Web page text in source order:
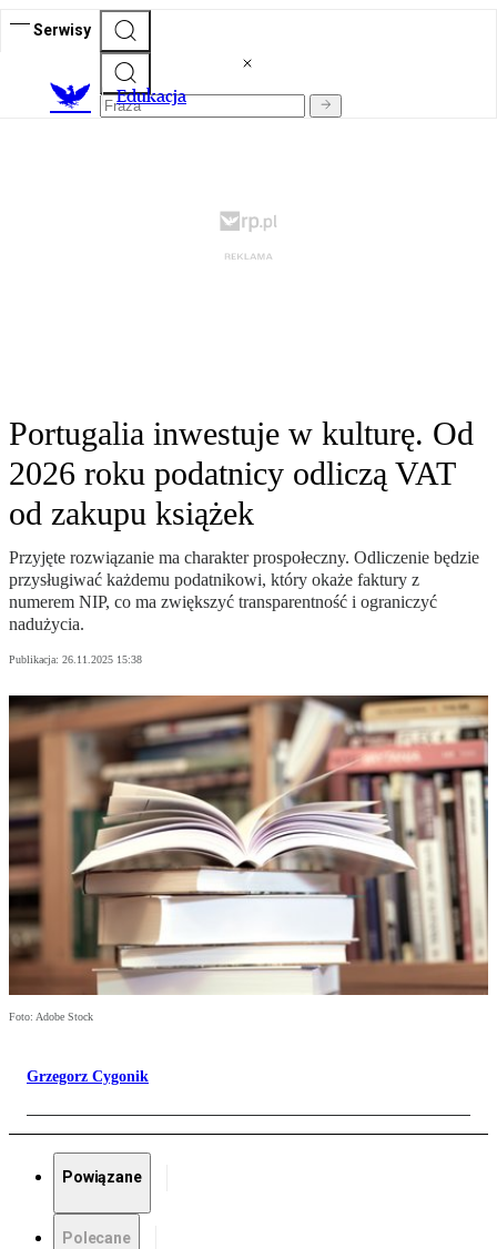
Serwisy
Edukacja
Portugalia inwestuje w kulturę. Od
2026 roku podatnicy odliczą VAT
od zakupu książek
Przyjęte rozwiązanie ma charakter prospołeczny. Odliczenie będzie
przysługiwać każdemu podatnikowi, który okaże faktury z
numerem NIP, co ma zwiększyć transparentność i ograniczyć
nadużycia.
Publikacja: 26.11.2025 15:38
Foto: Adobe Stock
Grzegorz Cygonik
Powiązane
Polecane